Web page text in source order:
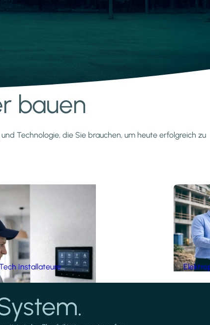
bauen
Technologie, die Sie brauchen, um heute erfolgreich zu
Installateure